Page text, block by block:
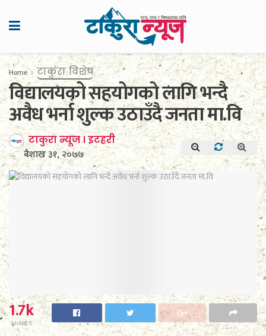
Home टाकुरा विशेष
विद्यालयको सहयोगको लागि भन्दै
अवैध भर्ना शुल्क उठाउँदै जनता मा.वि
टाकुरा न्यूज । इटहरी
बैशाख ३१, २०७७
1.7k
SHARES